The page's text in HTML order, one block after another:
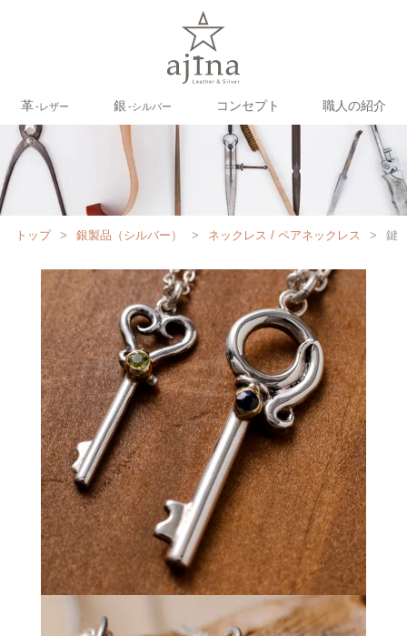
革‐レザー 銀 ‐シルバー コンセプト 職人の紹介
トップ > 銀製品（シルバー） > ネックレス / ペアネックレス > 鍵